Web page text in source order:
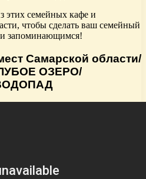
этих семейных кафе и
чтобы сделать ваш семейный
запоминающимся!
Самарской области/
ОЗЕРО/